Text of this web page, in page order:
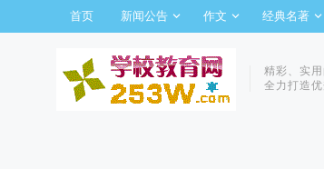
首页 新闻公告 作文 经典名著
精彩、实
全力打造